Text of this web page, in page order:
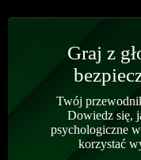
Graj z
Twój
Dowiedz się,
psychologiczne
korzystać